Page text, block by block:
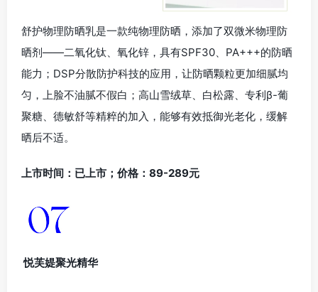
舒护物理防晒乳是一款纯物理防晒，添加了双微米物理防
晒剂——二氧化钛、氧化锌，具有SPF30、PA+++的防晒
能力；DSP分散防护科技的应用，让防晒颗粒更加细腻均
匀，上脸不油腻不假白；高山雪绒草、白松露、专利β-葡
聚糖、德敏舒等精粹的加入，能够有效抵御光老化，缓解
晒后不适。
上市时间：已上市；价格：89-289元
悦芙媞聚光精华